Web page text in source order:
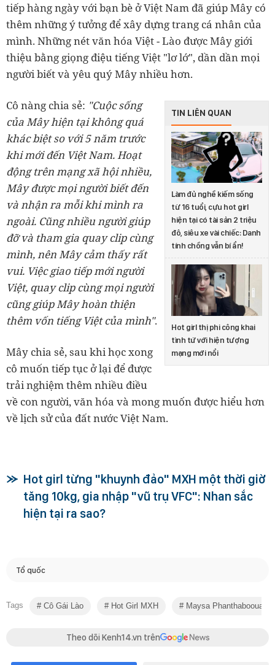
tiếp hàng ngày với bạn bè ở Việt Nam đã giúp Mây có
thêm những ý tưởng để xây dựng trang cá nhân của
mình. Những nét văn hóa Việt - Lào được Mây giới
thiệu bằng giọng điệu tiếng Việt "lơ lớ", dần dần mọi
người biết và yêu quý Mây nhiều hơn.
TIN LIÊN QUAN
Làm đủ nghề kiếm sống
từ 16 tuổi, cựu hot girl
hiện tại có tài sản 2 triệu
đô, siêu xe vài chiếc: Danh
tính chồng vẫn bí ẩn!
Hot girl thị phi công khai
tình tứ với hiện tượng
mạng mới nổi
Cô nàng chia sẻ: "Cuộc sống
của Mây hiện tại không quá
khác biệt so với 5 năm trước
khi mới đến Việt Nam. Hoạt
động trên mạng xã hội nhiều,
Mây được mọi người biết đến
và nhận ra mỗi khi mình ra
ngoài. Cũng nhiều người giúp
đỡ và tham gia quay clip cùng
mình, nên Mây cảm thấy rất
vui. Việc giao tiếp mới người
Việt, quay clip cùng mọi người
cũng giúp Mây hoàn thiện
thêm vốn tiếng Việt của mình".
Mây chia sẻ, sau khi học xong
cô muốn tiếp tục ở lại để được
trải nghiệm thêm nhiều điều
về con người, văn hóa và mong muốn được hiểu hơn
về lịch sử của đất nước Việt Nam.
Hot girl từng "khuynh đảo" MXH một thời giờ
tăng 10kg, gia nhập "vũ trụ VFC": Nhan sắc
hiện tại ra sao?
Tổ quốc
Tags Cô Gái Lào Hot Girl MXH Maysa Phanthaboouasy
Theo dõi Kenh14.vn trên